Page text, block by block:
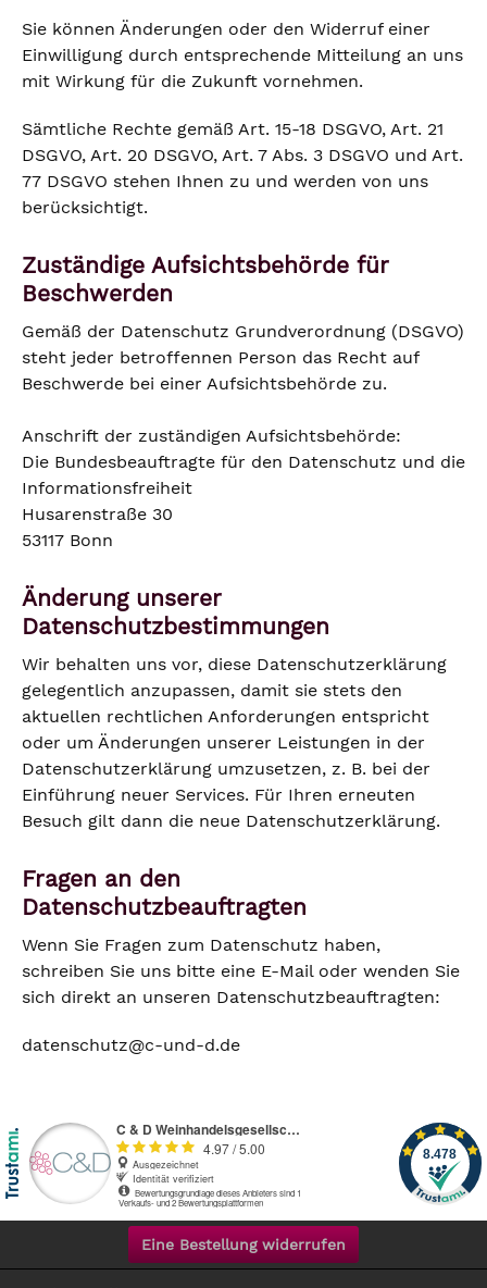
Sie können Änderungen oder den Widerruf einer
Einwilligung durch entsprechende Mitteilung an uns
mit Wirkung für die Zukunft vornehmen.
Sämtliche Rechte gemäß Art. 15-18 DSGVO, Art. 21
DSGVO, Art. 20 DSGVO, Art. 7 Abs. 3 DSGVO und Art.
77 DSGVO stehen Ihnen zu und werden von uns
berücksichtigt.
Zuständige Aufsichtsbehörde für
Beschwerden
Gemäß der Datenschutz Grundverordnung (DSGVO)
steht jeder betroffennen Person das Recht auf
Beschwerde bei einer Aufsichtsbehörde zu.
Anschrift der zuständigen Aufsichtsbehörde:
Die Bundesbeauftragte für den Datenschutz und die
Informationsfreiheit
Husarenstraße 30
53117 Bonn
Änderung unserer
Datenschutzbestimmungen
Wir behalten uns vor, diese Datenschutzerklärung
gelegentlich anzupassen, damit sie stets den
aktuellen rechtlichen Anforderungen entspricht
oder um Änderungen unserer Leistungen in der
Datenschutzerklärung umzusetzen, z. B. bei der
Einführung neuer Services. Für Ihren erneuten
Besuch gilt dann die neue Datenschutzerklärung.
Fragen an den
Datenschutzbeauftragten
Wenn Sie Fragen zum Datenschutz haben,
schreiben Sie uns bitte eine E-Mail oder wenden Sie
sich direkt an unseren Datenschutzbeauftragten:
datenschutz@c-und-d.de
Eine Bestellung widerrufen